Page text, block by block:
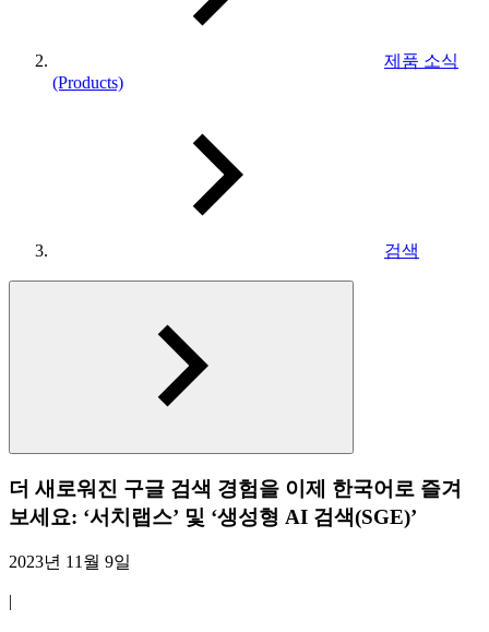
제품 소식
(Products)
검색
더 새로워진 구글 검색 경험을 이제 한국어로 즐겨
보세요: ‘서치랩스’ 및 ‘생성형 AI 검색(SGE)’
2023년 11월 9일
|